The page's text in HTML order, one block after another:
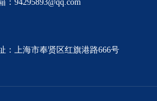
：94295893@qq.com
：上海市奉贤区红旗港路666号